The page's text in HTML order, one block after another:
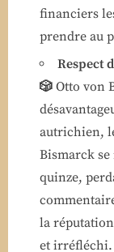
financiers
prendre au
Respect
🎲 Otto von
autrichien,
Bismarck
quinze,
la
et irréfléchi.